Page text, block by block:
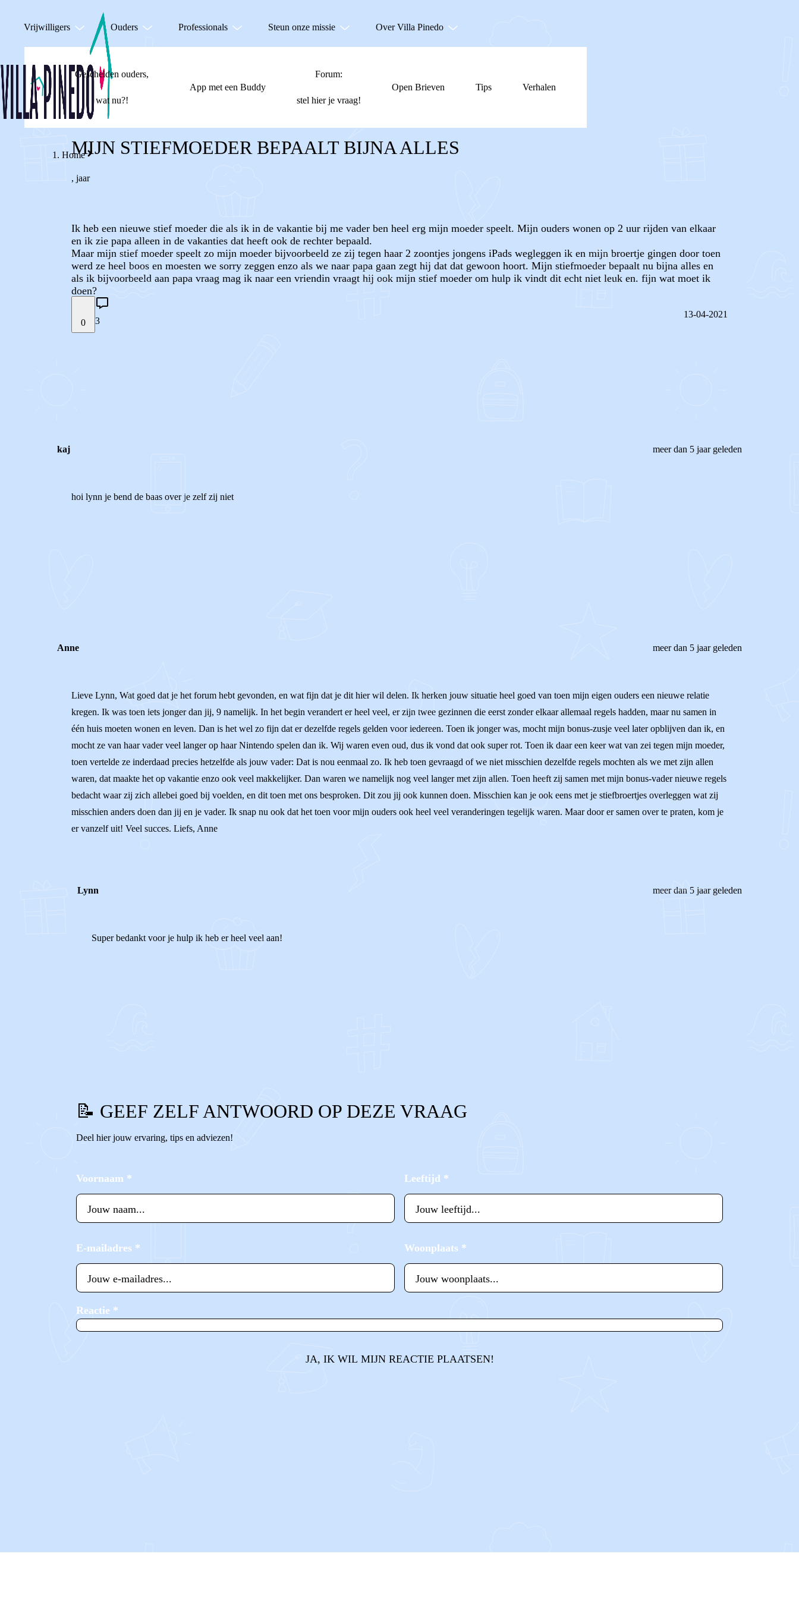
Vrijwilligers Ouders Professionals Steun onze missie Over Villa Pinedo
Gescheiden ouders,
wat nu?!
App met een Buddy
Forum:
stel hier je vraag!
Open Brieven Tips Verhalen
Home
MIJN STIEFMOEDER BEPAALT BIJNA ALLES
, jaar
Ik heb een nieuwe stief moeder die als ik in de vakantie bij me vader ben heel erg mijn moeder speelt. Mijn ouders wonen op 2 uur rijden van elkaar
en ik zie papa alleen in de vakanties dat heeft ook de rechter bepaald.
Maar mijn stief moeder speelt zo mijn moeder bijvoorbeeld ze zij tegen haar 2 zoontjes jongens iPads wegleggen ik en mijn broertje gingen door toen
werd ze heel boos en moesten we sorry zeggen enzo als we naar papa gaan zegt hij dat dat gewoon hoort. Mijn stiefmoeder bepaalt nu bijna alles en
als ik bijvoorbeeld aan papa vraag mag ik naar een vriendin vraagt hij ook mijn stief moeder om hulp ik vindt dit echt niet leuk en. fijn wat moet ik
doen?
0 3
13-04-2021
kaj meer dan 5 jaar geleden
hoi lynn je bend de baas over je zelf zij niet
Anne meer dan 5 jaar geleden
Lieve Lynn, Wat goed dat je het forum hebt gevonden, en wat fijn dat je dit hier wil delen. Ik herken jouw situatie heel goed van toen mijn eigen ouders een nieuwe relatie
kregen. Ik was toen iets jonger dan jij, 9 namelijk. In het begin verandert er heel veel, er zijn twee gezinnen die eerst zonder elkaar allemaal regels hadden, maar nu samen in
één huis moeten wonen en leven. Dan is het wel zo fijn dat er dezelfde regels gelden voor iedereen. Toen ik jonger was, mocht mijn bonus-zusje veel later opblijven dan ik, en
mocht ze van haar vader veel langer op haar Nintendo spelen dan ik. Wij waren even oud, dus ik vond dat ook super rot. Toen ik daar een keer wat van zei tegen mijn moeder,
toen vertelde ze inderdaad precies hetzelfde als jouw vader: Dat is nou eenmaal zo. Ik heb toen gevraagd of we niet misschien dezelfde regels mochten als we met zijn allen
waren, dat maakte het op vakantie enzo ook veel makkelijker. Dan waren we namelijk nog veel langer met zijn allen. Toen heeft zij samen met mijn bonus-vader nieuwe regels
bedacht waar zij zich allebei goed bij voelden, en dit toen met ons besproken. Dit zou jij ook kunnen doen. Misschien kan je ook eens met je stiefbroertjes overleggen wat zij
misschien anders doen dan jij en je vader. Ik snap nu ook dat het toen voor mijn ouders ook heel veel veranderingen tegelijk waren. Maar door er samen over te praten, kom je
er vanzelf uit! Veel succes. Liefs, Anne
Lynn meer dan 5 jaar geleden
Super bedankt voor je hulp ik heb er heel veel aan!
📝 GEEF ZELF ANTWOORD OP DEZE VRAAG
Deel hier jouw ervaring, tips en adviezen!
Voornaam * Leeftijd *
E-mailadres * Woonplaats *
Reactie *
JA, IK WIL MIJN REACTIE PLAATSEN!